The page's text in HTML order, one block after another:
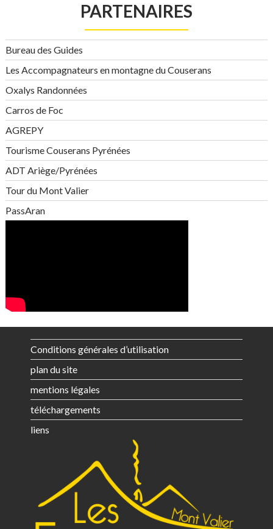
PARTENAIRES
Bureau des Guides
Les Accompagnateurs en montagne du Couserans
Oxalys Randonnées
Carros de Foc
AGREPY
Tourisme Couserans Pyrénées
ADT Ariège/Pyrénées
Tour du Mont Valier
PassAran
Conditions générales d’utilisation
plan du site
mentions légales
téléchargements
liens